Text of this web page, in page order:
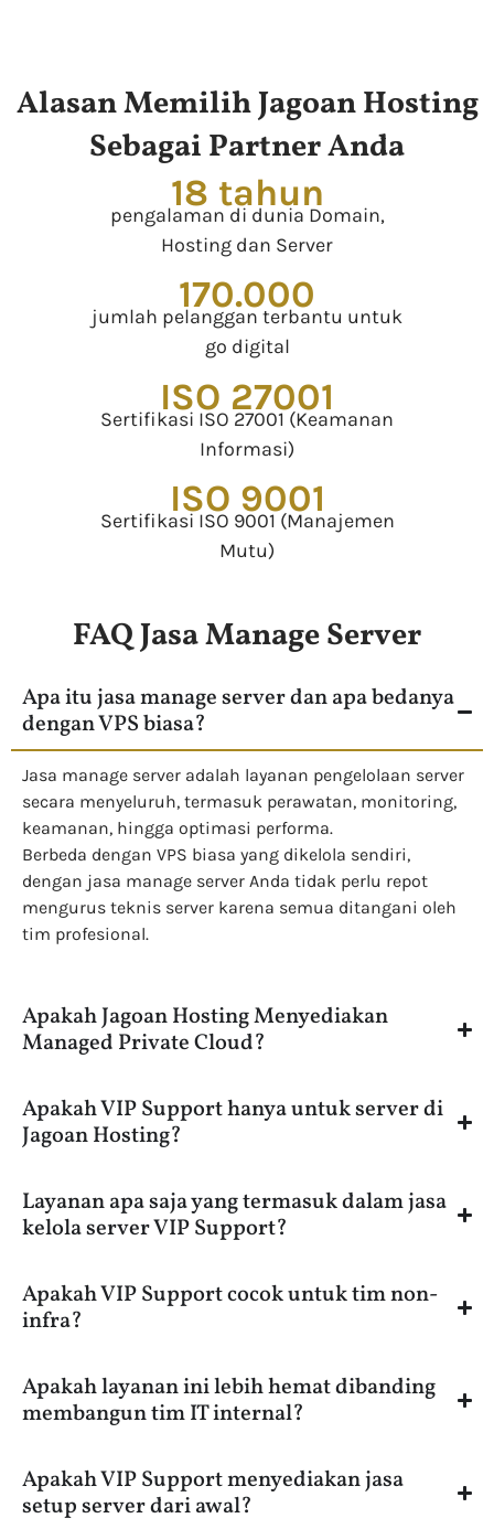
Alasan Memilih Jagoan Hosting
Sebagai Partner Anda
18 tahun
pengalaman di dunia Domain,
Hosting dan Server
170.000
jumlah pelanggan terbantu untuk
go digital
ISO 27001
Sertifikasi ISO 27001 (Keamanan
Informasi)
ISO 9001
Sertifikasi ISO 9001 (Manajemen
Mutu)
FAQ Jasa Manage Server
Apa itu jasa manage server dan apa bedanya
dengan VPS biasa?
Jasa manage server adalah layanan pengelolaan server
secara menyeluruh, termasuk perawatan, monitoring,
keamanan, hingga optimasi performa.
Berbeda dengan VPS biasa yang dikelola sendiri,
dengan jasa manage server Anda tidak perlu repot
mengurus teknis server karena semua ditangani oleh
tim profesional.
Apakah Jagoan Hosting Menyediakan
Managed Private Cloud?
Apakah VIP Support hanya untuk server di
Jagoan Hosting?
Layanan apa saja yang termasuk dalam jasa
kelola server VIP Support?
Apakah VIP Support cocok untuk tim non-
infra?
Apakah layanan ini lebih hemat dibanding
membangun tim IT internal?
Apakah VIP Support menyediakan jasa
setup server dari awal?